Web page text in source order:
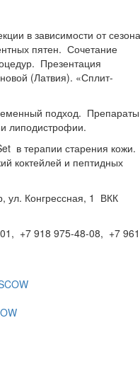
в зависимости от
пятен. Сочетание
Презентация
(Латвия). «Сплит-
подход. Препараты
липодистрофии.
в терапии старения кожи.
коктейлей и пептидных
ул. Конгрессная, 1 ВКК
+7 918 975-48-08, +7 961